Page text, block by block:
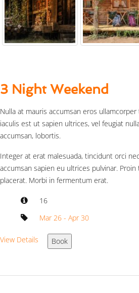
3 Night Weekend
Nulla at mauris accumsan eros
iaculis est ut sapien ultrices, vel feugiat
accumsan, lobortis.
Integer at erat malesuada, tincidunt orci
accumsan sapien eu ultrices pulvinar.
placerat. Morbi in fermentum erat.
16
Mar 26 - Apr 30
View Details Book